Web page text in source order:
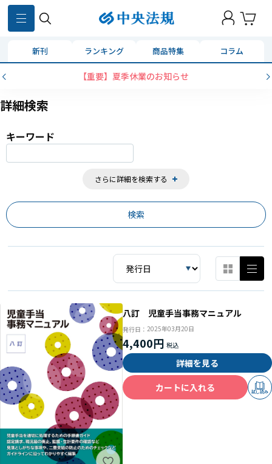
新刊 ランキング 商品特集 コラム
コンビニ決済に「セブンイレブン」を追加いた
詳細検索
キーワード
さらに詳細を検索する
859
八訂 児童手当事務マニュアル
発行日： 2025年03月20日
4,400円
詳細を見る
カートに入れる
試し読み